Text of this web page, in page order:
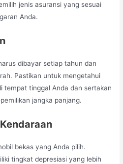
jenis asuransi yang sesuai
Anda.
dibayar setiap tahun dan
Pastikan untuk mengetahui
tempat tinggal Anda dan sertakan
jangka panjang.
bekas yang Anda pilih.
tingkat depresiasi yang lebih